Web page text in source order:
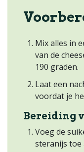
Mix alles in
van de
190 graden.
Laat een
voordat je
Bereiding
Voeg de
steranijs toe